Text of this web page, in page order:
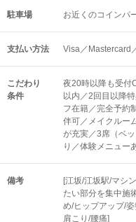
駐車場 お近くのコインパ
支払い方法 Visa／Mastercard
こだわり
条件
夜20時以降も受付
以内／2回目以降
フ在籍／完全予約
伴可／メイクルー
が充実／3席（ベ
り／体験メニュー
備考
[江坂/江坂駅/マシ
たい部分を集中施
め/ヒップアップ/
肩こり/腰痛]